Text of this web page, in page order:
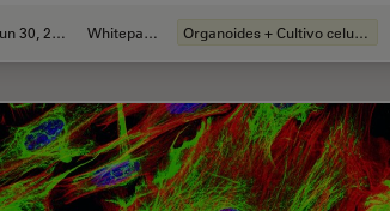
Jun 30, 2026 Whitepaper Organoides + Cultivo celular 3D